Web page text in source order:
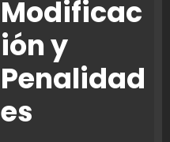
Modificac
ión y
Penalidad
es